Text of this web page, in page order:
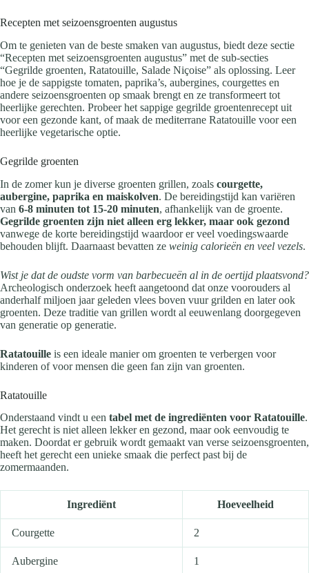
Recepten met seizoensgroenten augustus
Om te genieten van de beste smaken van augustus, biedt deze sectie
“Recepten met seizoensgroenten augustus” met de sub-secties
“Gegrilde groenten, Ratatouille, Salade Niçoise” als oplossing. Leer
hoe je de sappigste tomaten, paprika’s, aubergines, courgettes en
andere seizoensgroenten op smaak brengt en ze transformeert tot
heerlijke gerechten. Probeer het sappige gegrilde groentenrecept uit
voor een gezonde kant, of maak de mediterrane Ratatouille voor een
heerlijke vegetarische optie.
Gegrilde groenten
In de zomer kun je diverse groenten grillen, zoals courgette,
aubergine, paprika en maiskolven. De bereidingstijd kan variëren
van 6-8 minuten tot 15-20 minuten, afhankelijk van de groente.
Gegrilde groenten zijn niet alleen erg lekker, maar ook gezond
vanwege de korte bereidingstijd waardoor er veel voedingswaarde
behouden blijft. Daarnaast bevatten ze weinig calorieën en veel vezels.
Wist je dat de oudste vorm van barbecueën al in de oertijd plaatsvond?
Archeologisch onderzoek heeft aangetoond dat onze voorouders al
anderhalf miljoen jaar geleden vlees boven vuur grilden en later ook
groenten. Deze traditie van grillen wordt al eeuwenlang doorgegeven
van generatie op generatie.
Ratatouille is een ideale manier om groenten te verbergen voor
kinderen of voor mensen die geen fan zijn van groenten.
Ratatouille
Onderstaand vindt u een tabel met de ingrediënten voor Ratatouille.
Het gerecht is niet alleen lekker en gezond, maar ook eenvoudig te
maken. Doordat er gebruik wordt gemaakt van verse seizoensgroenten,
heeft het gerecht een unieke smaak die perfect past bij de
zomermaanden.
Ingrediënt Hoeveelheid
Courgette 2
Aubergine 1